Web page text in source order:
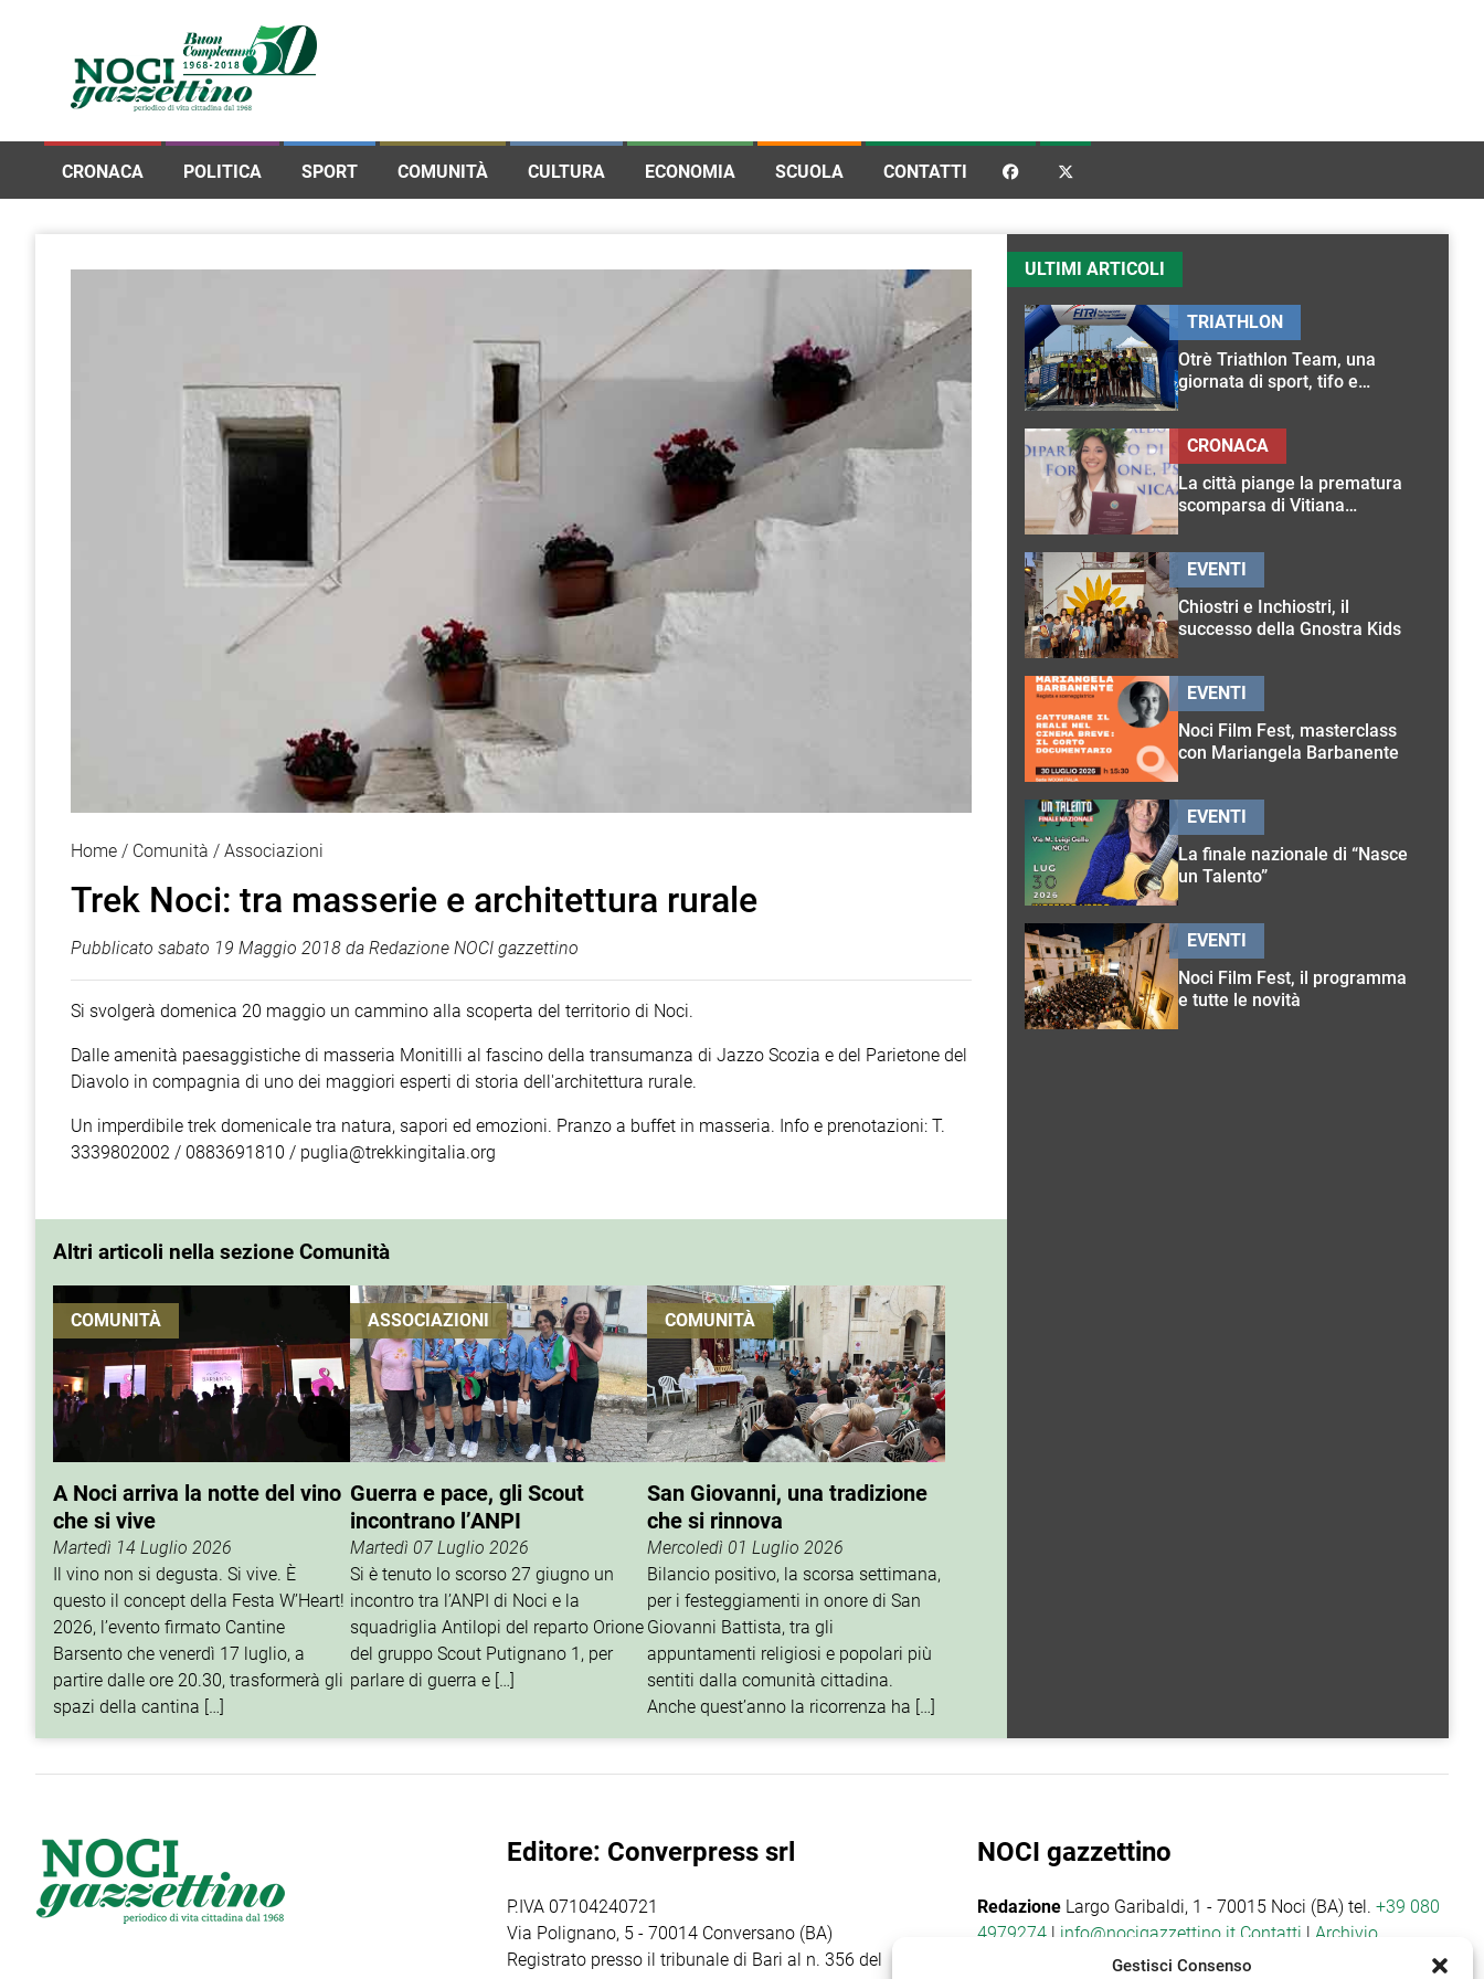
CRONACA POLITICA SPORT COMUNITÀ CULTURA ECONOMIA SCUOLA CONTATTI  
Home Comunità Associazioni
Trek Noci: tra masserie e architettura rurale
Pubblicato sabato 19 Maggio 2018 da Redazione NOCI gazzettino
Si svolgerà domenica 20 maggio un cammino alla scoperta del territorio di Noci.
Dalle amenità paesaggistiche di masseria Monitilli al fascino della transumanza di Jazzo Scozia e del Parietone del
Diavolo in compagnia di uno dei maggiori esperti di storia dell'architettura rurale.
Un imperdibile trek domenicale tra natura, sapori ed emozioni. Pranzo a buffet in masseria. Info e prenotazioni: T.
3339802002 / 0883691810 / puglia@trekkingitalia.org
Altri articoli nella sezione Comunità
COMUNITÀ
A Noci arriva la notte del vino
che si vive
Martedì 14 Luglio 2026
Il vino non si degusta. Si vive. È
questo il concept della Festa W’Heart!
2026, l’evento firmato Cantine
Barsento che venerdì 17 luglio, a
partire dalle ore 20.30, trasformerà gli
spazi della cantina […]
ASSOCIAZIONI
Guerra e pace, gli Scout
incontrano l’ANPI
Martedì 07 Luglio 2026
Si è tenuto lo scorso 27 giugno un
incontro tra l’ANPI di Noci e la
squadriglia Antilopi del reparto Orione
del gruppo Scout Putignano 1, per
parlare di guerra e […]
COMUNITÀ
San Giovanni, una tradizione
che si rinnova
Mercoledì 01 Luglio 2026
Bilancio positivo, la scorsa settimana,
per i festeggiamenti in onore di San
Giovanni Battista, tra gli
appuntamenti religiosi e popolari più
sentiti dalla comunità cittadina.
Anche quest’anno la ricorrenza ha […]
ULTIMI ARTICOLI
Otrè Triathlon Team, una
giornata di sport, tifo e
TRIATHLON
La città piange la prematura
scomparsa di Vitiana
CRONACA
Chiostri e Inchiostri, il
successo della Gnostra Kids
EVENTI
Noci Film Fest, masterclass
con Mariangela Barbanente
EVENTI
La finale nazionale di “Nasce
un Talento”
EVENTI
Noci Film Fest, il programma
e tutte le novità
EVENTI
Editore: Converpress srl
P.IVA 07104240721
Via Polignano, 5 - 70014 Conversano (BA)
Registrato presso il tribunale di Bari al n. 356 del
NOCI gazzettino
Redazione Largo Garibaldi, 1 - 70015 Noci (BA) tel.+39 080
4979274 | info@nocigazzettino.it Contatti | Archivio
Gestisci Consenso